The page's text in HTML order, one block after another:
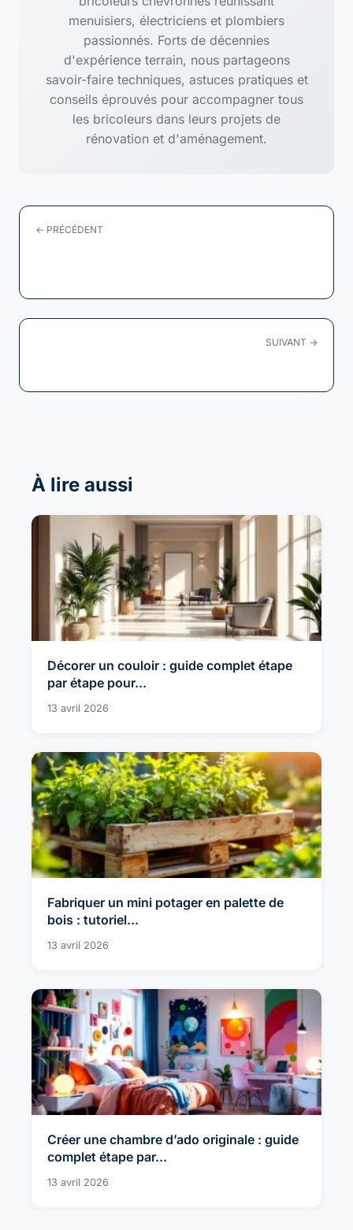
menuisiers, électriciens et plombiers
passionnés. Forts de décennies
d'expérience terrain, nous partageons
savoir-faire techniques, astuces pratiques et
conseils éprouvés pour accompagner tous
les bricoleurs dans leurs projets de
rénovation et d'aménagement.
← PRÉCÉDENT
SUIVANT →
À lire aussi
Décorer un couloir : guide complet étape
par étape pour...
13 avril 2026
Fabriquer un mini potager en palette de
bois : tutoriel...
13 avril 2026
Créer une chambre d’ado originale : guide
complet étape par...
13 avril 2026